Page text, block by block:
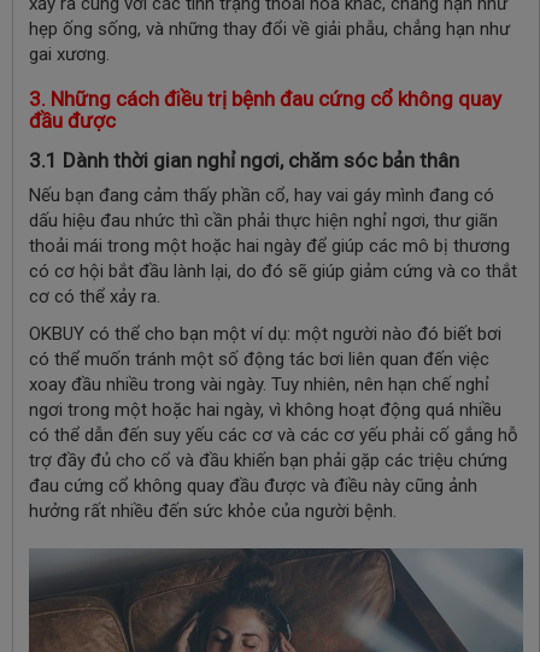
hẹp ống sống, và những thay đổi về giải phẫu, chẳng hạn như
gai xương.
3. Những cách điều trị bệnh đau cứng cổ không quay
đầu được
3.1 Dành thời gian nghỉ ngơi, chăm sóc bản thân
Nếu bạn đang cảm thấy phần cổ, hay vai gáy mình đang có
dấu hiệu đau nhức thì cần phải thực hiện nghỉ ngơi, thư giãn
thoải mái trong một hoặc hai ngày để giúp các mô bị thương
có cơ hội bắt đầu lành lại, do đó sẽ giúp giảm cứng và co thắt
cơ có thể xảy ra.
OKBUY có thể cho bạn một ví dụ: một người nào đó biết bơi
có thể muốn tránh một số động tác bơi liên quan đến việc
xoay đầu nhiều trong vài ngày. Tuy nhiên, nên hạn chế nghỉ
ngơi trong một hoặc hai ngày, vì không hoạt động quá nhiều
có thể dẫn đến suy yếu các cơ và các cơ yếu phải cố gắng hỗ
trợ đầy đủ cho cổ và đầu khiến bạn phải gặp các triệu chứng
đau cứng cổ không quay đầu được và điều này cũng ảnh
hưởng rất nhiều đến sức khỏe của người bệnh.